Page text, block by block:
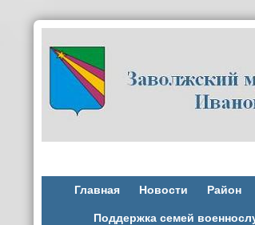
Главная Новости Район
Поддержка семей